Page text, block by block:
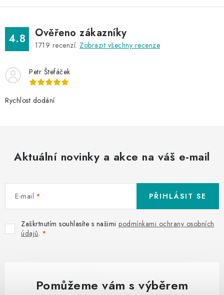
4.8 Ověřeno zákazníky
1719 recenzí. Zobrazit všechny recenze
Petr Štefáček
Rychlost dodání
Aktuální novinky a akce na váš e-mail
E-mail
Zaškrtnutím souhlasíte s našimi podmínkami ochrany osobních
údajů.
PŘIHLÁSIT SE
Pomůžeme vám s výběrem